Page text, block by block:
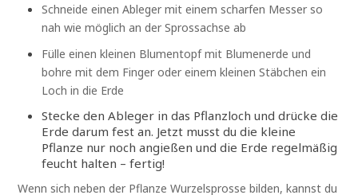
Schneide einen Ableger mit einem scharfen Messer so
nah wie möglich an der Sprossachse ab
Fülle einen kleinen Blumentopf mit Blumenerde und
bohre mit dem Finger oder einem kleinen Stäbchen ein
Loch in die Erde
Stecke den Ableger in das Pflanzloch und drücke die
Erde darum fest an. Jetzt musst du die kleine
Pflanze nur noch angießen und die Erde regelmäßig
feucht halten – fertig!
Wenn sich neben der Pflanze Wurzelsprosse bilden, kannst du